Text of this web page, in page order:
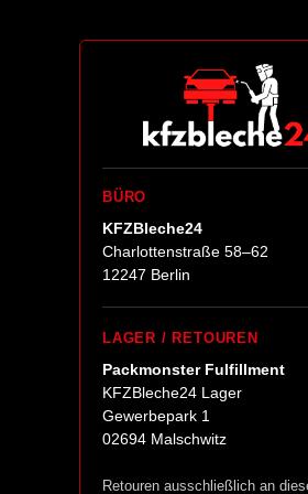
BÜRO
KFZBleche24
Charlottenstraße 58–62
12247 Berlin
LAGER / RETOUREN
Packmonster Fulfillment
KFZBleche24 Lager
Gewerbepark 1
02694 Malschwitz
Retouren ausschließlich an